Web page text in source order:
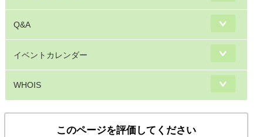
Q&A
イベントカレンダー
WHOIS
このページを評価してください